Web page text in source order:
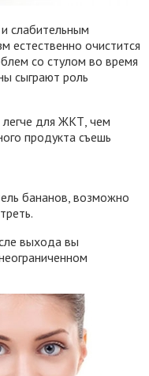
слабительным
естественно очистится
со стулом во время
сыграют роль
для ЖКТ, чем
продукта съешь
бананов, возможно
выхода вы